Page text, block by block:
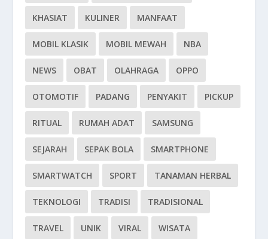
KHASIAT KULINER MANFAAT
MOBIL KLASIK MOBIL MEWAH NBA
NEWS OBAT OLAHRAGA OPPO
OTOMOTIF PADANG PENYAKIT PICKUP
RITUAL RUMAH ADAT SAMSUNG
SEJARAH SEPAK BOLA SMARTPHONE
SMARTWATCH SPORT TANAMAN HERBAL
TEKNOLOGI TRADISI TRADISIONAL
TRAVEL UNIK VIRAL WISATA